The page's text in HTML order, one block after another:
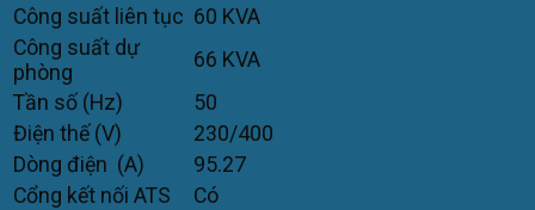
Công suất liên tục 60 KVA
Công suất dự
phòng
66 KVA
Tần số (Hz)
50
Điện thế (V)
230/400
Dòng điện (A)
95.27
Cổng kết nối ATS
Có